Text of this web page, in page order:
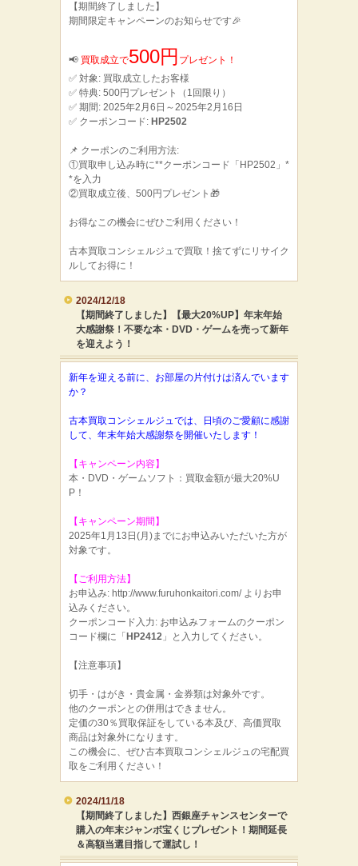
【期間終了しました】
期間限定キャンペーンのお知らせです🎉
📢 買取成立で500円 プレゼント！
✅ 対象: 買取成立したお客様
✅ 特典: 500円プレゼント（1回限り）
✅ 期間: 2025年2月6日～2025年2月16日
✅ クーポンコード: HP2502
📌 クーポンのご利用方法:
①買取申し込み時に**クーポンコード「HP2502」*
*を入力
②買取成立後、500円プレゼント🎁
お得なこの機会にぜひご利用ください！
古本買取コンシェルジュで買取！捨てずにリサイク
ルしてお得に！
2024/12/18
【期間終了しました】【最大20%UP】年末年始
大感謝祭！不要な本・DVD・ゲームを売って新年
を迎えよう！
新年を迎える前に、お部屋の片付けは済んでいます
か？
古本買取コンシェルジュでは、日頃のご愛顧に感謝
して、年末年始大感謝祭を開催いたします！
【キャンペーン内容】
本・DVD・ゲームソフト：買取金額が最大20%U
P！
【キャンペーン期間】
2025年1月13日(月)までにお申込みいただいた方が
対象です。
【ご利用方法】
お申込み: http://www.furuhonkaitori.com/ よりお申
込みください。
クーポンコード入力: お申込みフォームのクーポン
コード欄に「 HP2412 」と入力してください。
【注意事項】
切手・はがき・貴金属・金券類は対象外です。
他のクーポンとの併用はできません。
定価の30％買取保証をしている本及び、高価買取
商品は対象外になります。
この機会に、ぜひ古本買取コンシェルジュの宅配買
取をご利用ください！
2024/11/18
【期間終了しました】西銀座チャンスセンターで
購入の年末ジャンボ宝くじプレゼント！期間延長
＆高額当選目指して運試し！